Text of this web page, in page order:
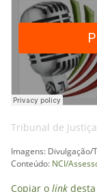
Tribunal de
Imagens: Divulgação/
Conteúdo: NCI/
Copiar o link